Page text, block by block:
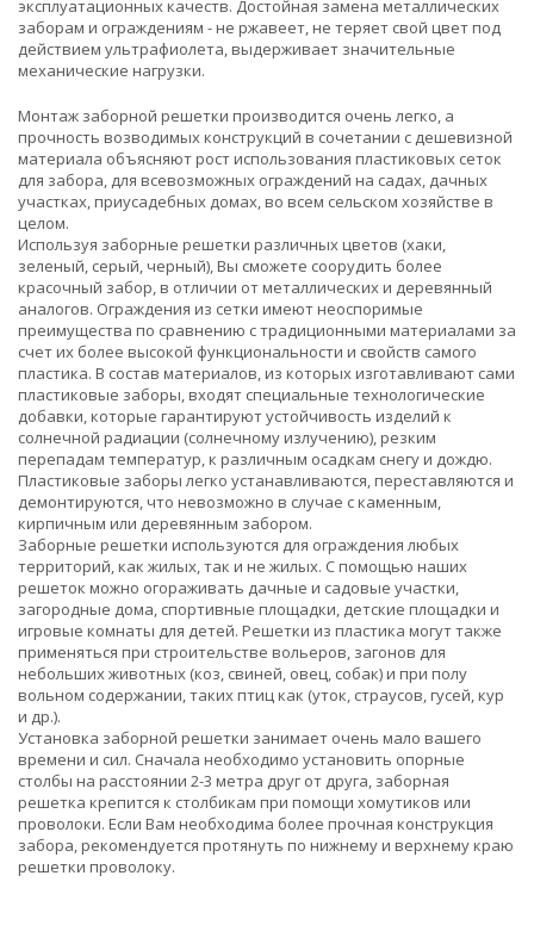
эксплуатационных качеств. Достойная замена металлических
заборам и ограждениям - не ржавеет, не теряет свой цвет под
действием ультрафиолета, выдерживает значительные
механические нагрузки.
Монтаж заборной решетки производится очень легко, а
прочность возводимых конструкций в сочетании с дешевизной
материала объясняют рост использования пластиковых сеток
для забора, для всевозможных ограждений на садах, дачных
участках, приусадебных домах, во всем сельском хозяйстве в
целом.
Используя заборные решетки различных цветов (хаки,
зеленый, серый, черный), Вы сможете соорудить более
красочный забор, в отличии от металлических и деревянный
аналогов. Ограждения из сетки имеют неоспоримые
преимущества по сравнению с традиционными материалами за
счет их более высокой функциональности и свойств самого
пластика. В состав материалов, из которых изготавливают сами
пластиковые заборы, входят специальные технологические
добавки, которые гарантируют устойчивость изделий к
солнечной радиации (солнечному излучению), резким
перепадам температур, к различным осадкам снегу и дождю.
Пластиковые заборы легко устанавливаются, переставляются и
демонтируются, что невозможно в случае с каменным,
кирпичным или деревянным забором.
Заборные решетки используются для ограждения любых
территорий, как жилых, так и не жилых. С помощью наших
решеток можно огораживать дачные и садовые участки,
загородные дома, спортивные площадки, детские площадки и
игровые комнаты для детей. Решетки из пластика могут также
применяться при строительстве вольеров, загонов для
небольших животных (коз, свиней, овец, собак) и при полу
вольном содержании, таких птиц как (уток, страусов, гусей, кур
и др.).
Установка заборной решетки занимает очень мало вашего
времени и сил. Сначала необходимо установить опорные
столбы на расстоянии 2-3 метра друг от друга, заборная
решетка крепится к столбикам при помощи хомутиков или
проволоки. Если Вам необходима более прочная конструкция
забора, рекомендуется протянуть по нижнему и верхнему краю
решетки проволоку.